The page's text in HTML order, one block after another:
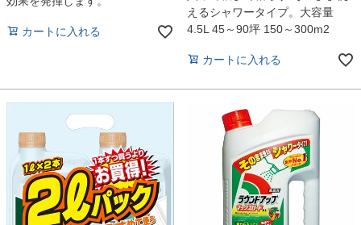
カートに入れる
えるシャワータイプ。大容量
4.5L 45～90坪 150～300m2
カートに入れる